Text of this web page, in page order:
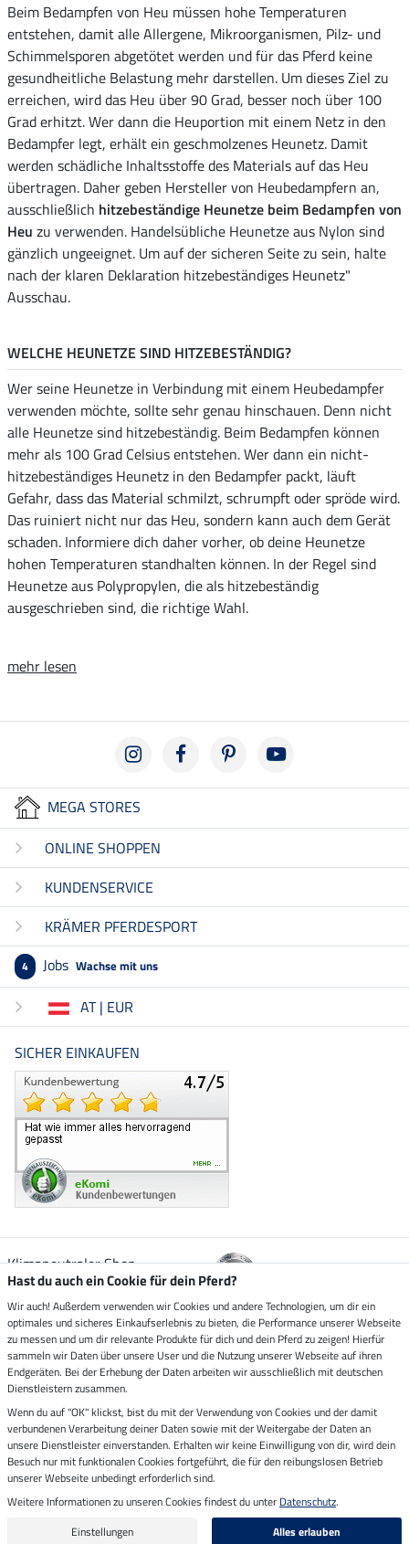
Beim Bedampfen von Heu müssen hohe Temperaturen
entstehen, damit alle Allergene, Mikroorganismen, Pilz- und
Schimmelsporen abgetötet werden und für das Pferd keine
gesundheitliche Belastung mehr darstellen. Um dieses Ziel zu
erreichen, wird das Heu über 90 Grad, besser noch über 100
Grad erhitzt. Wer dann die Heuportion mit einem Netz in den
Bedampfer legt, erhält ein geschmolzenes Heunetz. Damit
werden schädliche Inhaltsstoffe des Materials auf das Heu
übertragen. Daher geben Hersteller von Heubedampfern an,
ausschließlich hitzebeständige Heunetze beim Bedampfen von
Heu zu verwenden. Handelsübliche Heunetze aus Nylon sind
gänzlich ungeeignet. Um auf der sicheren Seite zu sein, halte
nach der klaren Deklaration hitzebeständiges Heunetz"
Ausschau.
WELCHE HEUNETZE SIND HITZEBESTÄNDIG?
Wer seine Heunetze in Verbindung mit einem Heubedampfer
verwenden möchte, sollte sehr genau hinschauen. Denn nicht
alle Heunetze sind hitzebeständig. Beim Bedampfen können
mehr als 100 Grad Celsius entstehen. Wer dann ein nicht-
hitzebeständiges Heunetz in den Bedampfer packt, läuft
Gefahr, dass das Material schmilzt, schrumpft oder spröde wird.
Das ruiniert nicht nur das Heu, sondern kann auch dem Gerät
schaden. Informiere dich daher vorher, ob deine Heunetze
hohen Temperaturen standhalten können. In der Regel sind
Heunetze aus Polypropylen, die als hitzebeständig
ausgeschrieben sind, die richtige Wahl.
mehr lesen
MEGA STORES
ONLINE SHOPPEN
KUNDENSERVICE
KRÄMER PFERDESPORT
4 Jobs Wachse mit uns
AT | EUR
SICHER EINKAUFEN
Klimaneutraler Shop
Zustellung durch
Sicher bezahlen mit
Vorkasse
Impressum
Letzte Aktualisierung am 09.08.2026 um 07:13
Alle Preise in Euro inkl. MwSt. zzgl.
Versandkosten
Hast du auch ein Cookie für dein Pferd?
Wir auch! Außerdem verwenden wir Cookies und andere Technologien, um dir ein
optimales und sicheres Einkaufserlebnis zu bieten, die Performance unserer Webseite
zu messen und um dir relevante Produkte für dich und dein Pferd zu zeigen! Hierfür
sammeln wir Daten über unsere User und die Nutzung unserer Webseite auf ihren
Endgeräten. Bei der Erhebung der Daten arbeiten wir ausschließlich mit deutschen
Dienstleistern zusammen.
Wenn du auf "OK" klickst, bist du mit der Verwendung von Cookies und der damit
verbundenen Verarbeitung deiner Daten sowie mit der Weitergabe der Daten an
unsere Dienstleister einverstanden. Erhalten wir keine Einwilligung von dir, wird dein
Besuch nur mit funktionalen Cookies fortgeführt, die für den reibungslosen Betrieb
unserer Webseite unbedingt erforderlich sind.
Weitere Informationen zu unseren Cookies findest du unter Datenschutz.
Einstellungen
Alles erlauben